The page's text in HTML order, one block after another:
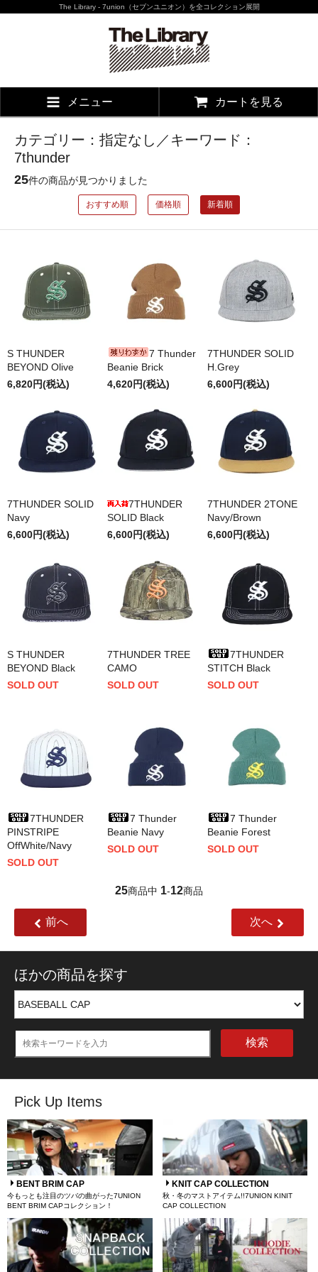
The Library - 7union（セブンユニオン）を全コレクション展開
メニュー カートを見る
カテゴリー：指定なし／キーワード：
7thunder
25件の商品が見つかりました
おすすめ順 価格順 新着順
S THUNDER
BEYOND Olive
6,820円(税込)
7 Thunder
Beanie Brick
4,620円(税込)
7THUNDER SOLID
H.Grey
6,600円(税込)
7THUNDER SOLID
Navy
6,600円(税込)
7THUNDER
SOLID Black
6,600円(税込)
7THUNDER 2TONE
Navy/Brown
6,600円(税込)
S THUNDER
BEYOND Black
SOLD OUT
7THUNDER TREE
CAMO
SOLD OUT
7THUNDER
STITCH Black
SOLD OUT
7THUNDER
PINSTRIPE
OffWhite/Navy
SOLD OUT
7 Thunder
Beanie Navy
SOLD OUT
7 Thunder
Beanie Forest
SOLD OUT
25商品中 1-12商品
前へ 次へ
ほかの商品を探す
検索
Pick Up Items
BENT BRIM CAP
今もっとも注目のツバの曲がった7UNION
BENT BRIM CAPコレクション！
KNIT CAP COLLECTION
秋・冬のマストアイテム!!7UNION KINIT
CAP COLLECTION